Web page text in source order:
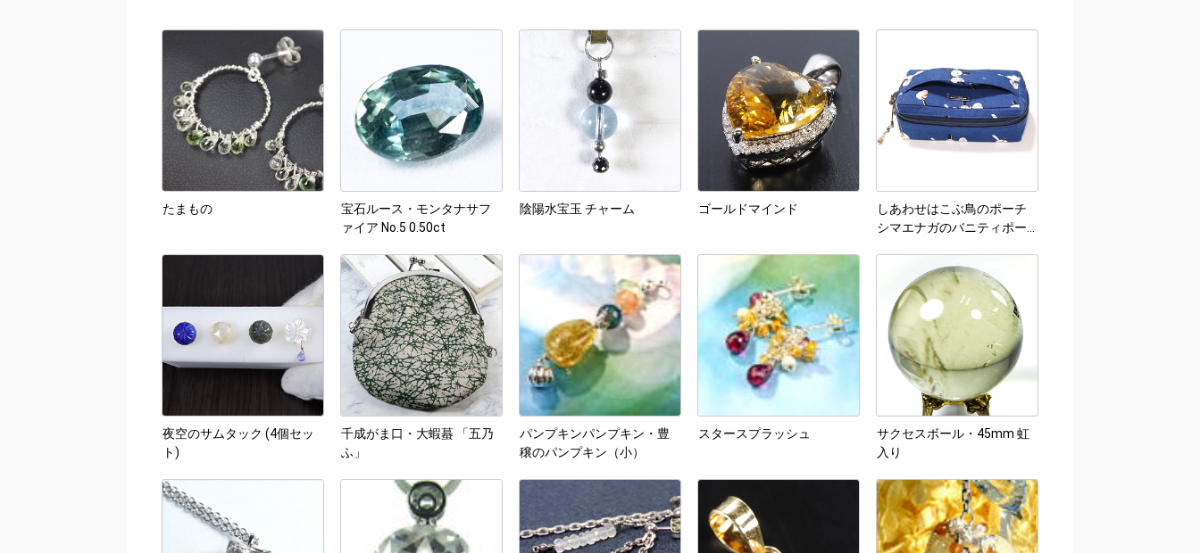
たまもの
宝石ルース・モンタナサフ
ァイア No.5 0.50ct
陰陽水宝玉 チャーム ゴールドマインド
しあわせはこぶ鳥のポーチ
シマエナガのバニティポー
夜空のサムタック (4個セッ
ト)
千成がま口・大蝦蟇 「五乃
ふ」
パンプキンパンプキン・豊
穣のパンプキン（小）
スタースプラッシュ
サクセスボール・45mm 虹
入り